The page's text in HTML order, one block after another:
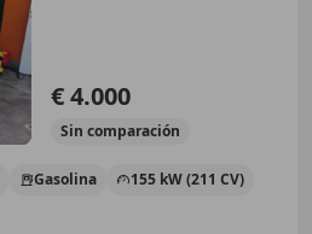
€ 4.000
Sin comparación
Gasolina 155 kW (211 CV)